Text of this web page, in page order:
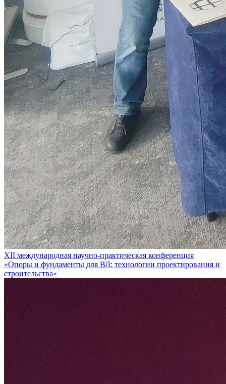
XII международная научно-практическая конференция
«Опоры и фундаменты для ВЛ: технологии проектирования и
строительства»